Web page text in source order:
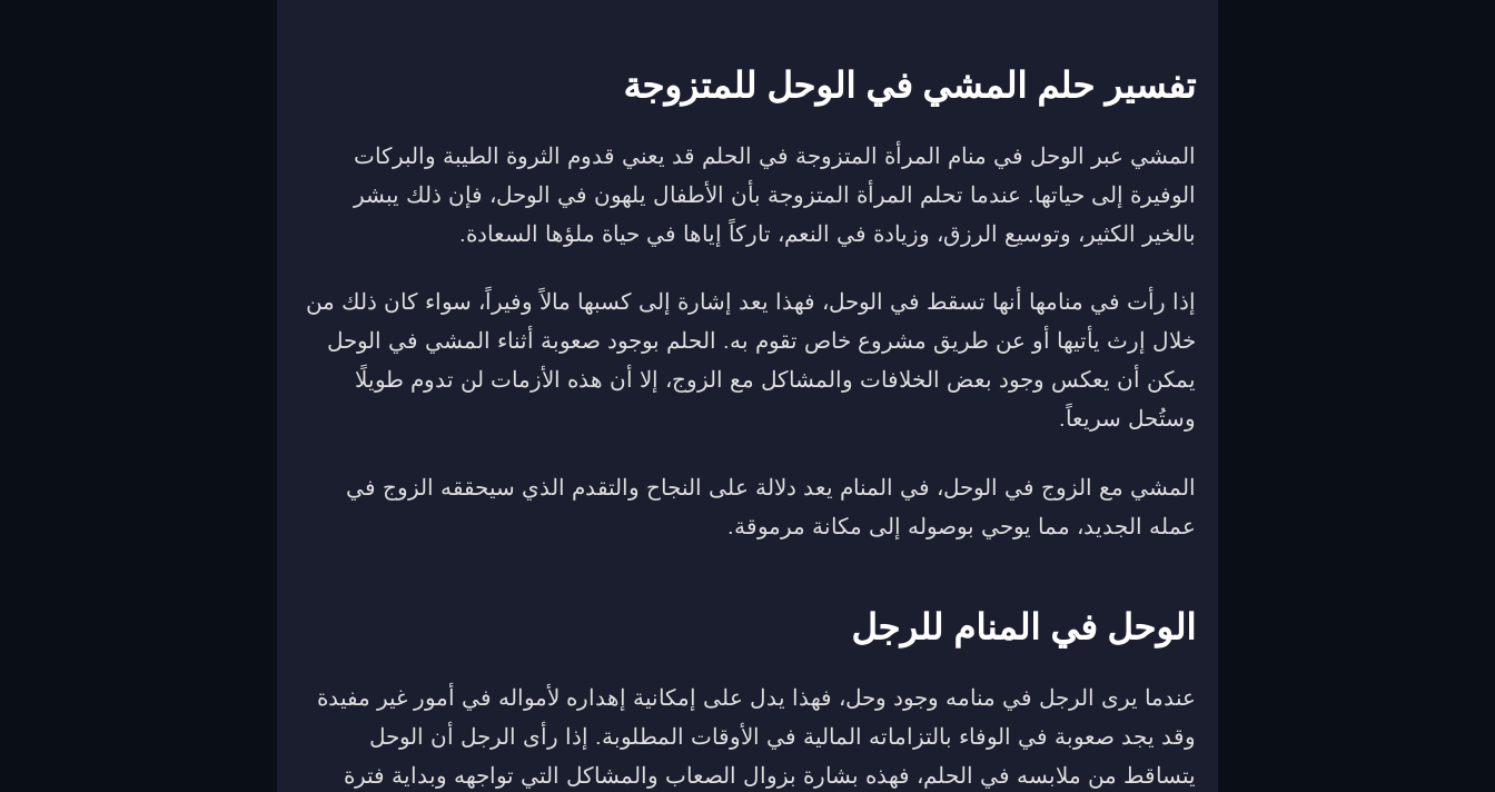
تفسير حلم المشي في الوحل للمتزوجة
المشي عبر الوحل في منام المرأة المتزوجة في الحلم قد يعني قدوم الثروة الطيبة والبركات
الوفيرة إلى حياتها. عندما تحلم المرأة المتزوجة بأن الأطفال يلهون في الوحل، فإن ذلك يبشر
بالخير الكثير، وتوسيع الرزق، وزيادة في النعم، تاركاً إياها في حياة ملؤها السعادة.
إذا رأت في منامها أنها تسقط في الوحل، فهذا يعد إشارة إلى كسبها مالاً وفيراً، سواء كان ذلك من
خلال إرث يأتيها أو عن طريق مشروع خاص تقوم به. الحلم بوجود صعوبة أثناء المشي في الوحل
يمكن أن يعكس وجود بعض الخلافات والمشاكل مع الزوج، إلا أن هذه الأزمات لن تدوم طويلًا
وستُحل سريعاً.
المشي مع الزوج في الوحل، في المنام يعد دلالة على النجاح والتقدم الذي سيحققه الزوج في
عمله الجديد، مما يوحي بوصوله إلى مكانة مرموقة.
الوحل في المنام للرجل
عندما يرى الرجل في منامه وجود وحل، فهذا يدل على إمكانية إهداره لأمواله في أمور غير مفيدة
وقد يجد صعوبة في الوفاء بالتزاماته المالية في الأوقات المطلوبة. إذا رأى الرجل أن الوحل
يتساقط من ملابسه في الحلم، فهذه بشارة بزوال الصعاب والمشاكل التي تواجهه وبداية فترة